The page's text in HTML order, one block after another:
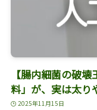
【腸内細菌の破
料」が、実は太り
2025年11月15日